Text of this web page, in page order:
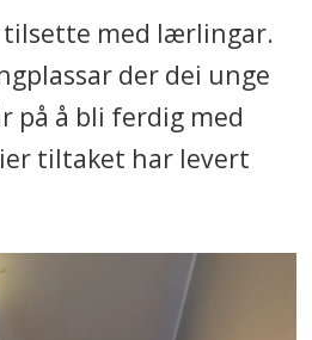
blant unge
byrådet. Sidan vi
2023, har vi
verktøykassa
unge, mellom
hovudstadsløftet.
no 20 tiltak som
tilsette med lærlingar.
der dei unge
på å bli ferdig med
tiltaket har levert